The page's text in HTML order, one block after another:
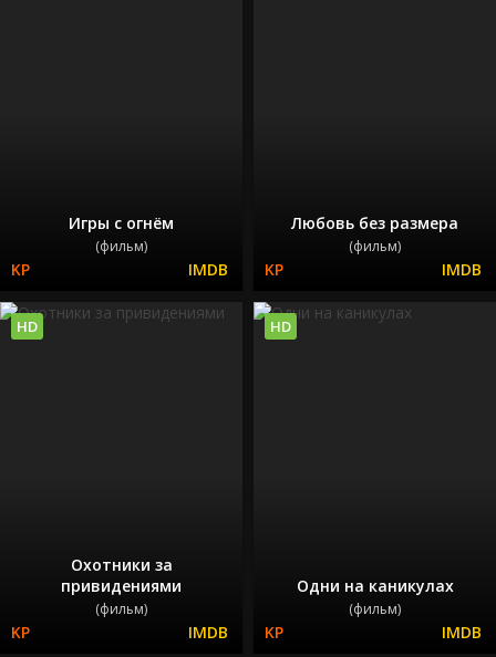
Игры с огнём
(фильм)
Любовь без размера
(фильм)
Охотники за
привидениями
(фильм)
HD
Одни на каникулах
(фильм)
HD